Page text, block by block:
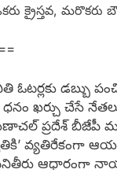
క్రైస్తవ, మరొకరు
డబ్బు
ఖర్చు చేసే
ప్రదేశ్‌ బీజేపీ
వ్యతిరేకంగా
పనితీరు